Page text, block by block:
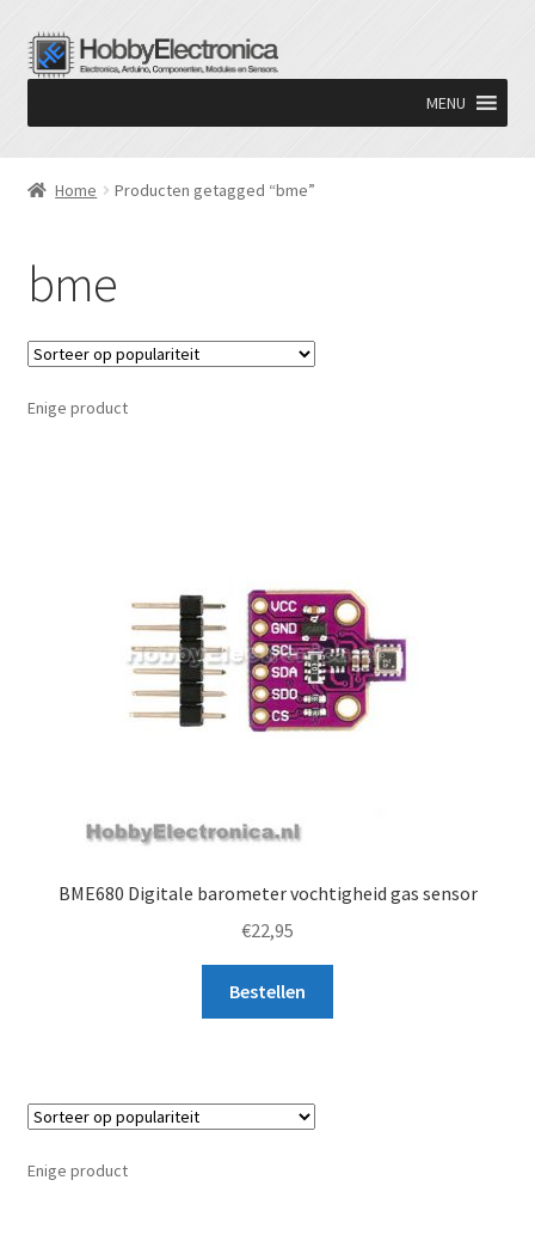
Ga
door
navigatie
Ga
naar
inhoud
MENU
Home Producten getagged “bme”
bme
Enige product
BME680 Digitale barometer vochtigheid gas sensor
€22,95
Bestellen
Enige product